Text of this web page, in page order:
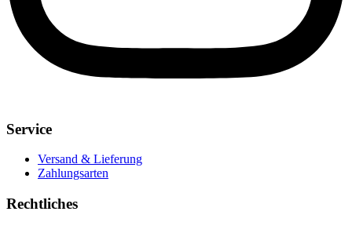
Service
Versand & Lieferung
Zahlungsarten
Rechtliches